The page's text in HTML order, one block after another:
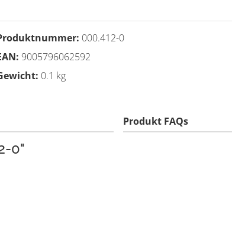
000.412-0
9005796062592
0.1 kg
Produkt FAQs
0"